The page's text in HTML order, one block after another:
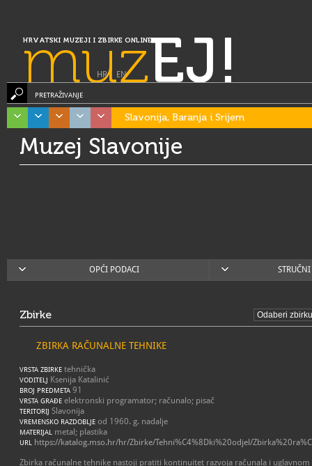
HRVATSKI MUZEJI I ZBIRKE ONLINE
muzEJ!
HR| EN
PRETRAŽIVANJE
Slavonija, Baranja i Srijem
Muzej Slavonije
OPĆI PODACI
Zbirke
ZBIRKA RAČUNALNE TEHNIKE
VRSTA ZBIRKE tehnička
VODITELJ Ksenija Katalinić
BROJ PREDMETA 91
VRSTA GRAĐE elektronski programator; računalo; pisač
TERITORIJ Slavonija
VREMENSKO RAZDOBLJE od 1960. g. nadalje
MATERIJAL metal; plastika
URL https://katalog.mso.hr/hr/Zbirke/Tehni%C4%8Dki%20odjel/
Zbirka računalne tehnike nastoji pratiti kontinuitet razvoja računala i